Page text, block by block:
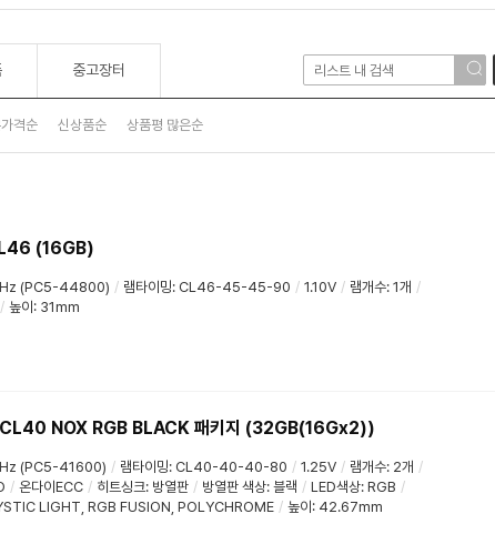
중고장터
격순 신상품순 상품평 많은순
(16GB)
(PC5-44800) / 램타이밍: CL46-45-45-90 / 1.10V / 램개수: 1개 /
/ 높이: 31mm
NOX RGB BLACK 패키지 (32GB(16Gx2))
(PC5-41600) / 램타이밍: CL40-40-40-80 / 1.25V / 램개수: 2개 /
/ 온다이ECC / 히트싱크: 방열판 / 방열판 색상: 블랙 / LED색상: RGB /
LIGHT RGB FUSION POLYCHROME / 높이: 42.67mm